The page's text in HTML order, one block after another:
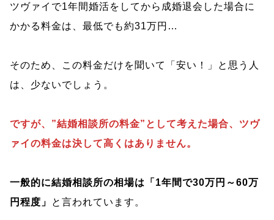
ツヴァイで1年間婚活をしてから成婚退会した場合に
かかる料金は、最低でも約31万円…
そのため、この料金だけを聞いて「安い！」と思う人
は、少ないでしょう。
ですが、”結婚相談所の料金”として考えた場合、ツヴ
ァイの料金は決して高くはありません。
一般的に結婚相談所の相場は「1年間で30万円～60万
円程度」
と言われています。